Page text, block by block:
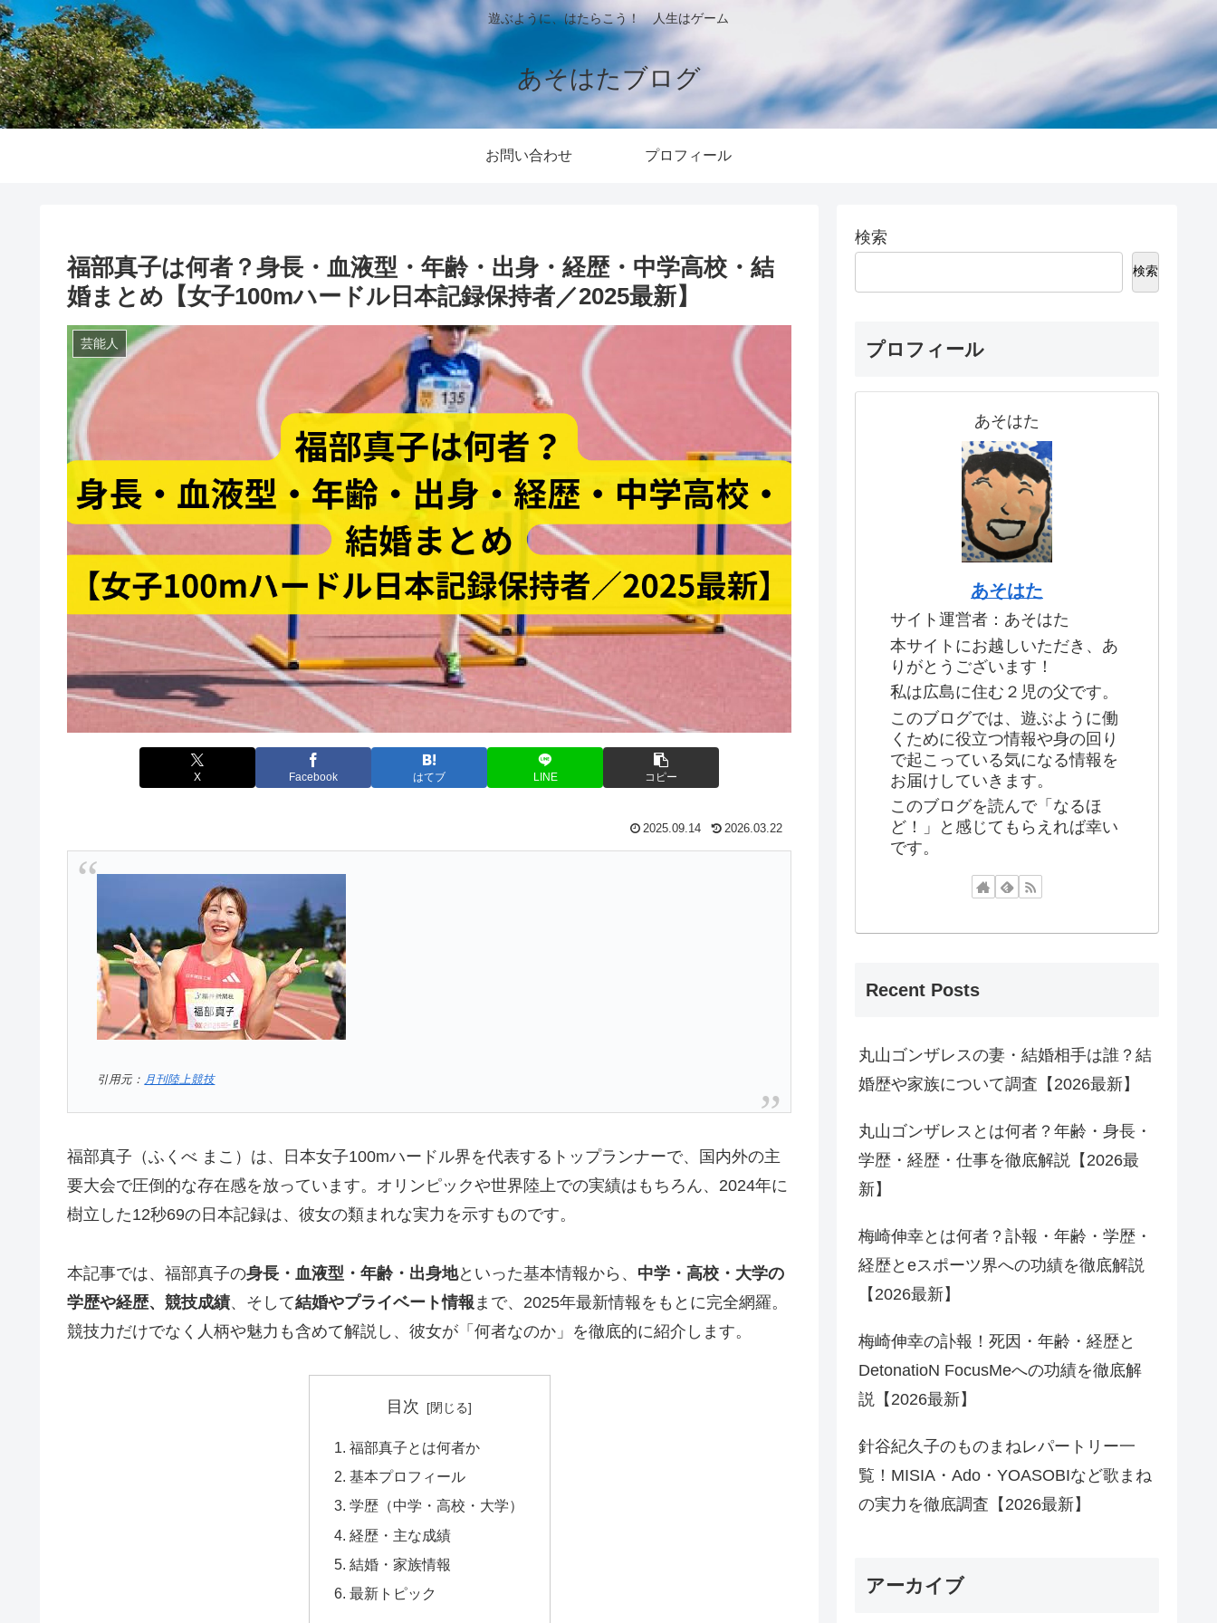
遊ぶように、はたらこう！ 人生はゲーム
あそはたブログ
お問い合わせ プロフィール
福部真子は何者？身長・血液型・年齢・出身・経歴・中学高校・結
婚まとめ【女子100mハードル日本記録保持者／2025最新】
芸能人
X Facebook はてブ LINE コピー
2025.09.14 2026.03.22
引用元： 月刊陸上競技
福部真子（ふくべ まこ）は、日本女子100mハードル界を代表するトップランナーで、国内外の主
要大会で圧倒的な存在感を放っています。オリンピックや世界陸上での実績はもちろん、2024年に
樹立した12秒69の日本記録は、彼女の類まれな実力を示すものです。
本記事では、福部真子の身長・血液型・年齢・出身地といった基本情報から、 中学・高校・大学の
学歴や経歴、競技成績、そして結婚やプライベート情報 まで、2025年最新情報をもとに完全網羅。
競技力だけでなく人柄や魅力も含めて解説し、彼女が「何者なのか」を徹底的に紹介します。
目次
福部真子とは何者か
基本プロフィール
学歴（中学・高校・大学）
経歴・主な成績
結婚・家族情報
最新トピック
検索
検索
プロフィール
あそはた
あそはた
サイト運営者：あそはた
本サイトにお越しいただき、あ
りがとうございます！
私は広島に住む２児の父です。
このブログでは、遊ぶように働
くために役立つ情報や身の回り
で起こっている気になる情報を
お届けしていきます。
このブログを読んで「なるほ
ど！」と感じてもらえれば幸い
です。
Recent Posts
丸山ゴンザレスの妻・結婚相手は誰？結
婚歴や家族について調査【2026最新】
丸山ゴンザレスとは何者？年齢・身長・
学歴・経歴・仕事を徹底解説【2026最
新】
梅崎伸幸とは何者？訃報・年齢・学歴・
経歴とeスポーツ界への功績を徹底解説
【2026最新】
梅崎伸幸の訃報！死因・年齢・経歴と
DetonatioN FocusMeへの功績を徹底解
説【2026最新】
針谷紀久子のものまねレパートリー一
覧！MISIA・Ado・YOASOBIなど歌まね
の実力を徹底調査【2026最新】
アーカイブ